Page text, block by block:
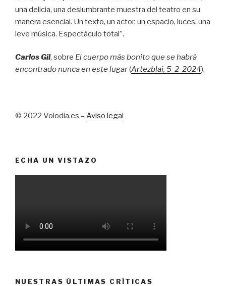
una delicia, una deslumbrante muestra del teatro en su
manera esencial. Un texto, un actor, un espacio, luces, una
leve música. Espectáculo total”.
Carlos Gil, sobre El cuerpo más bonito que se habrá
encontrado nunca en este lugar(Artezblai, 5-2-2024).
© 2022 Volodia.es – Aviso legal
ECHA UN VISTAZO
NUESTRAS ÚLTIMAS CRÍTICAS